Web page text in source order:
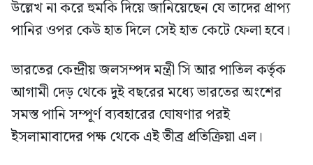
উল্লেখ না করে হুমকি দিয়ে জানিয়েছেন যে তাদের প্রাপ্য
পানির ওপর কেউ হাত দিলে সেই হাত কেটে ফেলা হবে।
ভারতের কেন্দ্রীয় জলসম্পদ মন্ত্রী সি আর পাতিল কর্তৃক
আগামী দেড় থেকে দুই বছরের মধ্যে ভারতের অংশের
সমস্ত পানি সম্পূর্ণ ব্যবহারের ঘোষণার পরই
ইসলামাবাদের পক্ষ থেকে এই তীব্র প্রতিক্রিয়া এল।